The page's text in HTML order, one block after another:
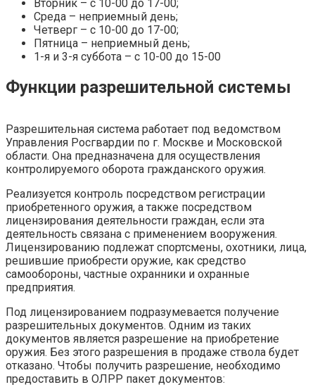
Вторник – с 10-00 до 17-00;
Среда – неприемный день;
Четверг – с 10-00 до 17-00;
Пятница – неприемный день;
1-я и 3-я суббота – с 10-00 до 15-00
Функции разрешительной системы
Разрешительная система работает под ведомством
Управления Росгвардии по г. Москве и Московской
области. Она предназначена для осуществления
контролируемого оборота гражданского оружия.
Реализуется контроль посредством регистрации
приобретенного оружия, а также посредством
лицензирования деятельности граждан, если эта
деятельность связана с применением вооружения.
Лицензированию подлежат спортсмены, охотники, лица,
решившие приобрести оружие, как средство
самообороны, частные охранники и охранные
предприятия.
Под лицензированием подразумевается получение
разрешительных документов. Одним из таких
документов является разрешение на приобретение
оружия. Без этого разрешения в продаже ствола будет
отказано. Чтобы получить разрешение, необходимо
предоставить в ОЛРР пакет документов: